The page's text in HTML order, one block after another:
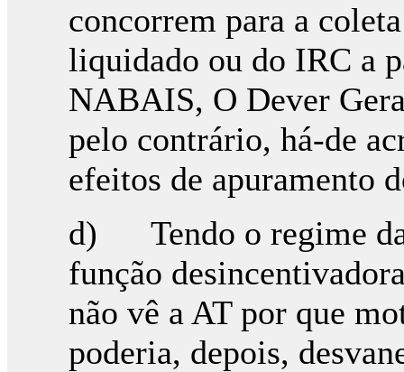
concorrem para a
liquidado ou do IRC a
NABAIS, O Dever
pelo contrário, há-de
efeitos de apuramento
d) Tendo o regime
função
não vê a AT por que
poderia, depois,